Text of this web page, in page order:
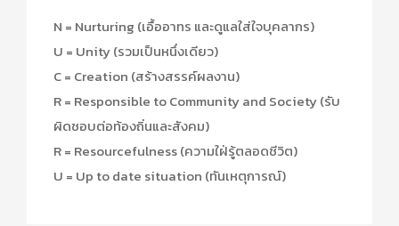
N = Nurturing (เอื้ออาทร และดูแลใส่ใจบุคลากร)
U = Unity (รวมเป็นหนึ่งเดียว)
C = Creation (สร้างสรรค์ผลงาน)
R = Responsible to Community and Society (รับ
ผิดชอบต่อท้องถิ่นและสังคม)
R = Resourcefulness (ความใฝ่รู้ตลอดชีวิต)
U = Up to date situation (ทันเหตุการณ์)